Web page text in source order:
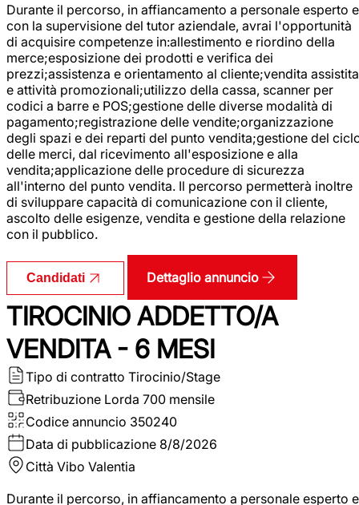
Durante il percorso, in affiancamento a personale esperto e
con la supervisione del tutor aziendale, avrai l'opportunità
di acquisire competenze in:allestimento e riordino della
merce;esposizione dei prodotti e verifica dei
prezzi;assistenza e orientamento al cliente;vendita assistita
e attività promozionali;utilizzo della cassa, scanner per
codici a barre e POS;gestione delle diverse modalità di
pagamento;registrazione delle vendite;organizzazione
degli spazi e dei reparti del punto vendita;gestione del
delle merci, dal ricevimento all'esposizione e alla
vendita;applicazione delle procedure di sicurezza
all'interno del punto vendita. Il percorso permetterà inoltre
di sviluppare capacità di comunicazione con il cliente,
ascolto delle esigenze, vendita e gestione della relazione
con il pubblico.
Candidati Dettaglio annuncio
TIROCINIO ADDETTO/A
VENDITA - 6 MESI
Tipo di contratto Tirocinio/Stage
Retribuzione Lorda 700 mensile
Codice annuncio 350240
Data di pubblicazione 8/8/2026
Città Vibo Valentia
Durante il percorso, in affiancamento a personale esperto e